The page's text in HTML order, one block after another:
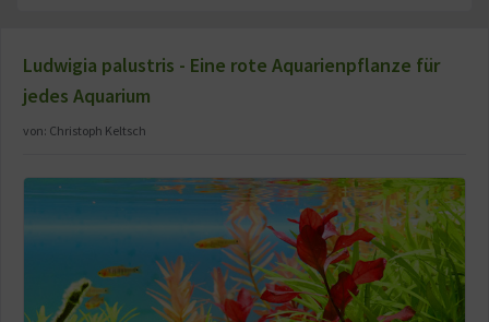
Ludwigia palustris - Eine rote Aquarienpflanze für
jedes Aquarium
von: Christoph Keltsch